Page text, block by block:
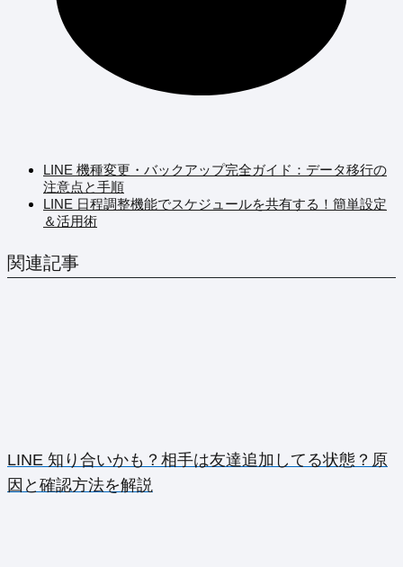
LINE 機種変更・バックアップ完全ガイド：データ移行の
注意点と手順
LINE 日程調整機能でスケジュールを共有する！簡単設定
＆活用術
関連記事
LINE 知り合いかも？相手は友達追加してる状態？原
因と確認方法を解説